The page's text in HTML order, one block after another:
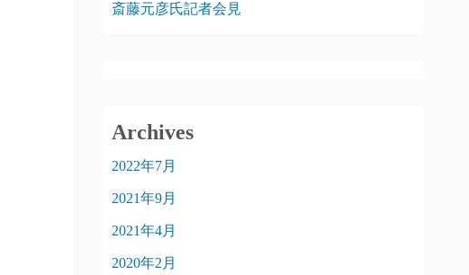
斎藤元彦氏記者会見
Archives
2022年7月
2021年9月
2021年4月
2020年2月